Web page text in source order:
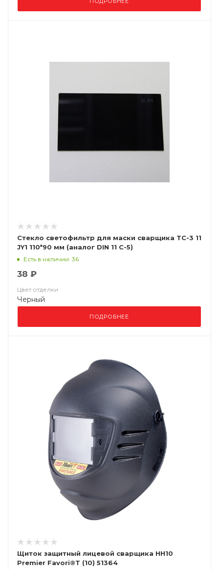
Стекло светофильтр для маски сварщика ТС-3 11
JY1 110*90 мм (аналог DIN 11 С-5)
Есть в наличии: 36
38 ₽
Цвет отделки
Черный
ПОДРОБНЕЕ
Щиток защитный лицевой сварщика НН10
Premier Favori®T (10) 51364